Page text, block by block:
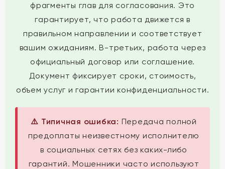
фрагменты глав для согласования. Это
гарантирует, что работа движется в
правильном направлении и соответствует
вашим ожиданиям. В-третьих, работа через
официальный договор или соглашение.
Документ фиксирует сроки, стоимость,
объем услуг и гарантии конфиденциальности.
⚠️ Типичная ошибка: Передача полной
предоплаты неизвестному исполнителю
в социальных сетях без каких-либо
гарантий. Мошенники часто используют